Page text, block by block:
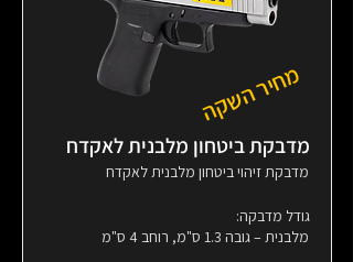
מחיר השקה
מדבקת ביטחון מלבנית לאקדח
מדבקת זיהוי ביטחון מלבנית לאקדח
גודל מדבקה:
מלבנית – גובה 1.3 ס"מ, רוחב 4 ס"מ